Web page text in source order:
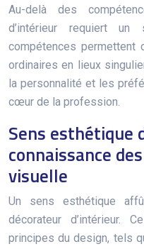
Au-delà des
d’intérieur requiert
compétences permettent
ordinaires en lieux
la personnalité et les
cœur de la profession.
Sens esthétique
connaissance
visuelle
Un sens esthétique
décorateur d’intérieur.
principes du design, tels